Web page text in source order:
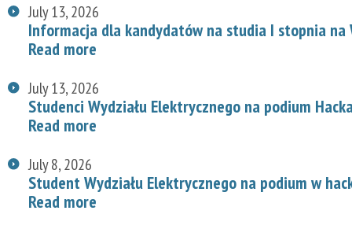
July 13, 2026
Informacja dla kandydatów na studia I stopnia na
Read more
July 13, 2026
Studenci Wydziału Elektrycznego na podium
Read more
July 8, 2026
Student Wydziału Elektrycznego na podium w
Read more